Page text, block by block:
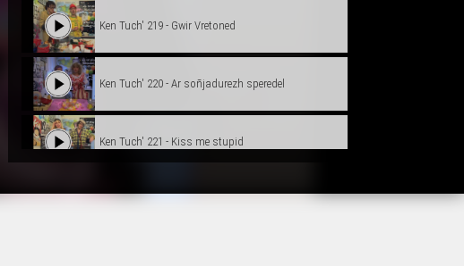
Ken Tuch' 219 - Gwir Vretoned
Ken Tuch' 220 - Ar soñjadurezh speredel
Ken Tuch' 221 - Kiss me stupid
Ken Tuch' 222 - To pa ri ti, pa ri ti to